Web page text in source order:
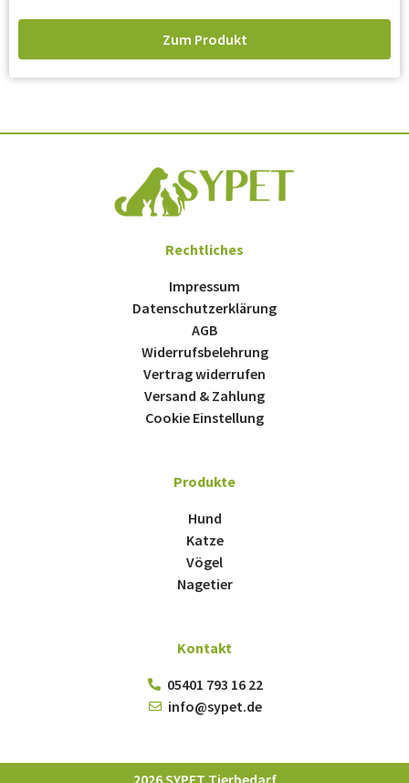
Zum Produkt
Rechtliches
Impressum
Datenschutzerklärung
AGB
Widerrufsbelehrung
Vertrag widerrufen
Versand & Zahlung
Cookie Einstellung
Produkte
Hund
Katze
Vögel
Nagetier
Kontakt
05401 793 16 22
info@sypet.de
2026 SYPET Tierbedarf